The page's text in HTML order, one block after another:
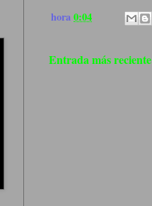
hora0:04
Entrada más reciente